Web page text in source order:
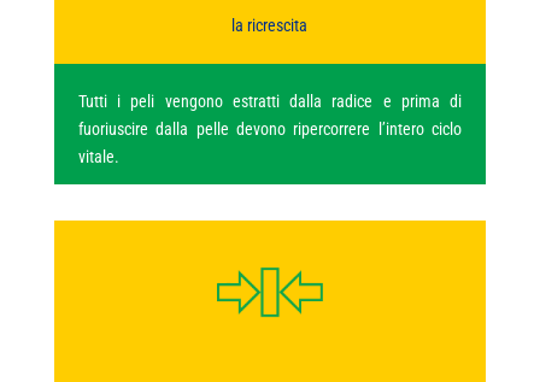
la ricrescita
Tutti i peli vengono estratti dalla radice e prima di
fuoriuscire dalla pelle devono ripercorrere l’intero ciclo
vitale.